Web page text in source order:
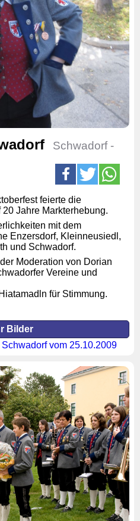
Schwadorf -
feierte die
Jahre Markterhebung.
mit dem
Enzersdorf, Kleinneusiedl,
und Schwadorf.
Moderation von Dorian
Vereine und
für Stimmung.
Bilder
vom 25.10.2009